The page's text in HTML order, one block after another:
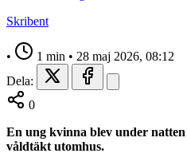
Skribent
• 1 min • 28 maj 2026, 08:12
Dela:
0
En ung kvinna blev under
våldtäkt utomhus.